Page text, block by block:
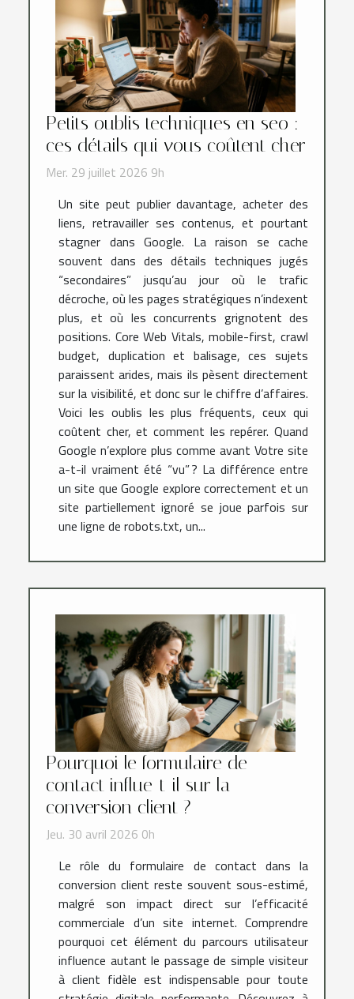
Petits oublis techniques en seo :
ces détails qui vous coûtent cher
Mer. 29 juillet 2026 9h
Un site peut publier davantage, acheter des
liens, retravailler ses contenus, et pourtant
stagner dans Google. La raison se cache
souvent dans des détails techniques jugés
“secondaires” jusqu’au jour où le trafic
décroche, où les pages stratégiques n’indexent
plus, et où les concurrents grignotent des
positions. Core Web Vitals, mobile-first, crawl
budget, duplication et balisage, ces sujets
paraissent arides, mais ils pèsent directement
sur la visibilité, et donc sur le chiffre d’affaires.
Voici les oublis les plus fréquents, ceux qui
coûtent cher, et comment les repérer. Quand
Google n’explore plus comme avant Votre site
a-t-il vraiment été “vu” ? La différence entre
un site que Google explore correctement et un
site partiellement ignoré se joue parfois sur
une ligne de robots.txt, un...
Pourquoi le formulaire de
contact influe-t-il sur la
conversion client ?
Jeu. 30 avril 2026 0h
Le rôle du formulaire de contact dans la
conversion client reste souvent sous-estimé,
malgré son impact direct sur l’efficacité
commerciale d’un site internet. Comprendre
pourquoi cet élément du parcours utilisateur
influence autant le passage de simple visiteur
à client fidèle est indispensable pour toute